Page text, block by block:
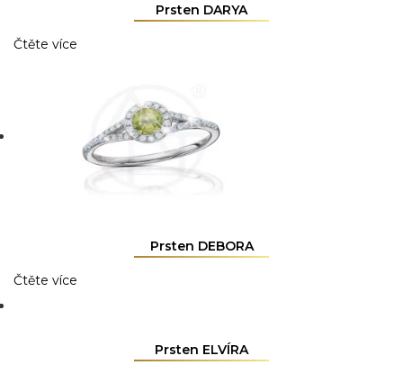
Prsten DARYA
Čtěte více
Prsten DEBORA
Čtěte více
Prsten ELVÍRA